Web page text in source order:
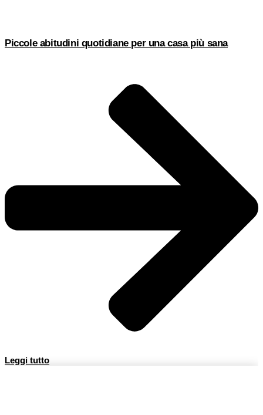
Piccole abitudini quotidiane per una casa più sana
Leggi tutto